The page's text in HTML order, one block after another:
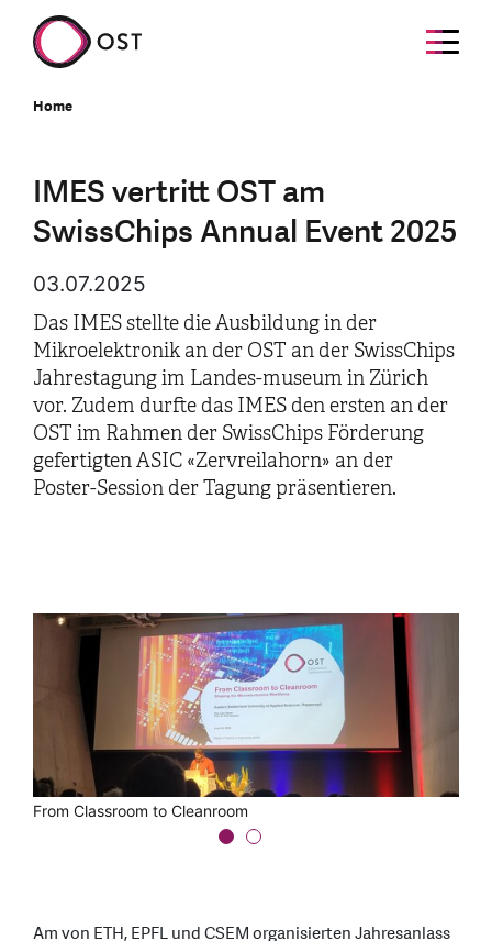
Home
IMES vertritt OST am
SwissChips Annual Event 2025
03.07.2025
Das IMES stellte die Ausbildung in der
Mikroelektronik an der OST an der SwissChips
Jahrestagung im Landes-museum in Zürich
vor. Zudem durfte das IMES den ersten an der
OST im Rahmen der SwissChips Förderung
gefertigten ASIC «Zervreilahorn» an der
Poster-Session der Tagung präsentieren.
From Classroom to Cleanroom
WP1 Impact, supporting tape outs for all the WPs
Am von ETH, EPFL und CSEM organisierten Jahresanlass